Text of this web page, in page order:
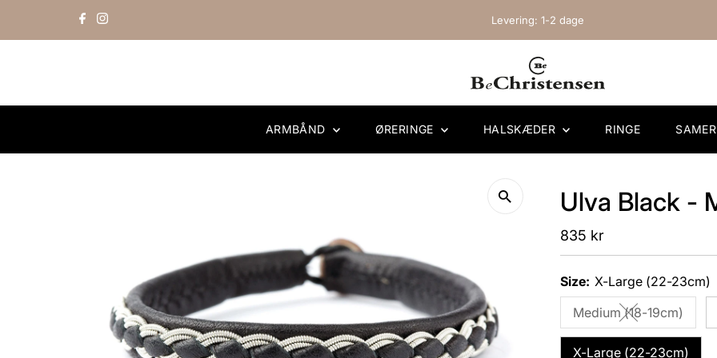
Skip to content Levering: 1-2 dage
ARMBÅND ØRERINGE HALSKÆDER RINGE SAMER
Ulva Black -
Regular
Price
835 kr
Size: X-Large (22-23cm)
Medium (18-19cm)
Variant sold
X-Large (22-23cm)